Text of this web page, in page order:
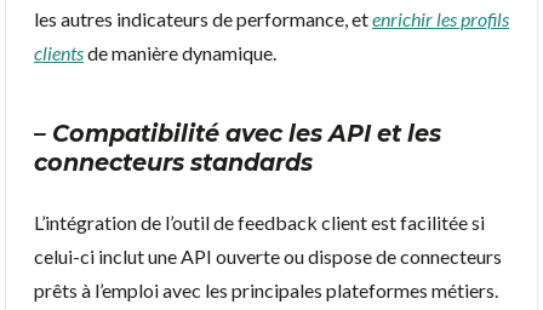
les autres indicateurs de performance, etenrichir les profils
clientsde manière dynamique.
– Compatibilité avec les API et les
connecteurs standards
L’intégration de l’outil de feedback client est facilitée si
celui-ci inclut une API ouverte ou dispose de connecteurs
prêts à l’emploi avec les principales plateformes métiers.